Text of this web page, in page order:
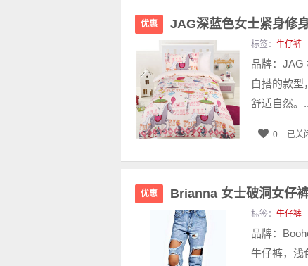
优惠 JAG深蓝色女士紧身修
标签： 牛仔裤
品牌：JAG
白搭的款型
舒适自然。
0 已关
优惠 Brianna 女士破洞女仔
标签： 牛仔裤
品牌：
牛仔裤，浅